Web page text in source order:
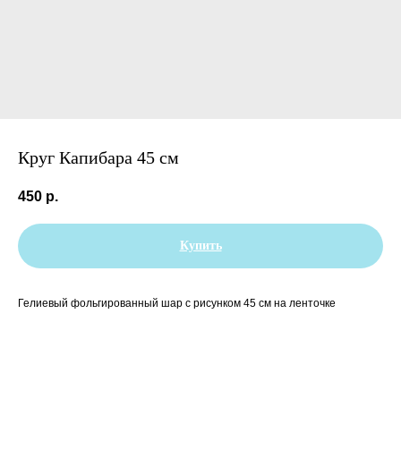
Круг Капибара 45 см
450 р.
Купить
Гелиевый фольгированный шар с рисунком 45 см на ленточке